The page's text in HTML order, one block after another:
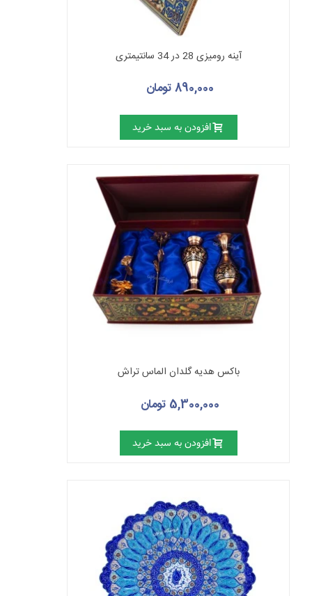
آینه رومیزی 28 در 34 سانتیمتری
890,000 تومان
افزودن به سبد خرید
باکس هدیه گلدان الماس تراش
5,300,000 تومان
افزودن به سبد خرید